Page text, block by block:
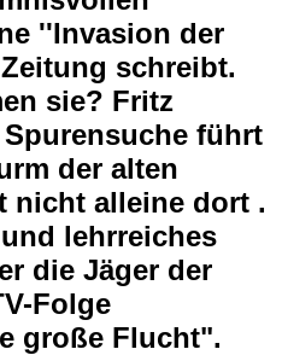
''Invasion der
schreibt.
sie? Fritz
führt
der alten
nicht alleine dort .
lehrreiches
die Jäger der
Folge
große Flucht".